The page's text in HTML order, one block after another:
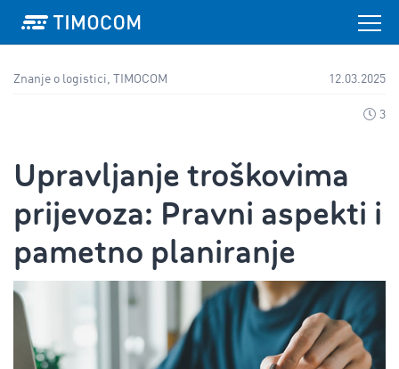
Znanje o logistici, TIMOCOM 12.03.2025
3
Upravljanje troškovima
prijevoza: Pravni aspekti i
pametno planiranje